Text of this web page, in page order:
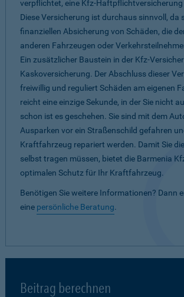
verpflichtet, eine Kfz-Haftpflichtversicherung
Diese Versicherung ist durchaus sinnvoll, da
finanziellen Absicherung von Schäden, die
anderen Fahrzeugen oder
Ein zusätzlicher Baustein in der Kfz-
Kaskoversicherung. Der Abschluss dieser
freiwillig und reguliert Schäden am eigenen
reicht eine einzige Sekunde, in der Sie nicht
schon ist es geschehen. Sie sind mit dem
Ausparken vor ein Straßenschild gefahren
Kraftfahrzeug repariert werden. Damit Sie
selbst tragen müssen, bietet die Barmenia
optimalen Schutz für Ihr Kraftfahrzeug.
Benötigen Sie weitere Informationen? Dann
eine persönliche Beratung.
Beitrag berechnen